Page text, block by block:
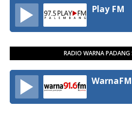
Play FM
RADIO WARNA PADANG